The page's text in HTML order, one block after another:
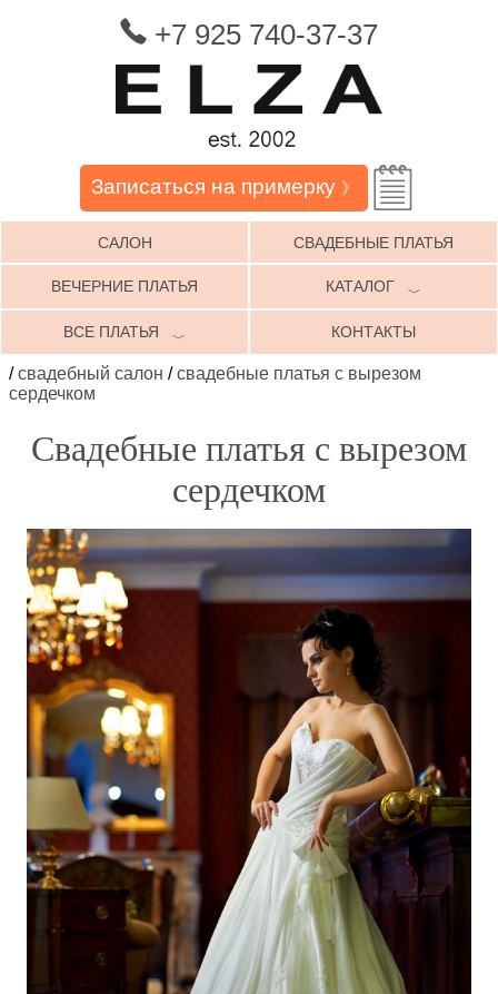
+7 925 740-37-37
Записаться на примерку 》
САЛОН СВАДЕБНЫЕ ПЛАТЬЯ
ВЕЧЕРНИЕ ПЛАТЬЯ КАТАЛОГ ﹀
ВСЕ ПЛАТЬЯ ﹀ КОНТАКТЫ
/свадебный салон /свадебные платья с вырезом
сердечком
Свадебные платья с вырезом
сердечком